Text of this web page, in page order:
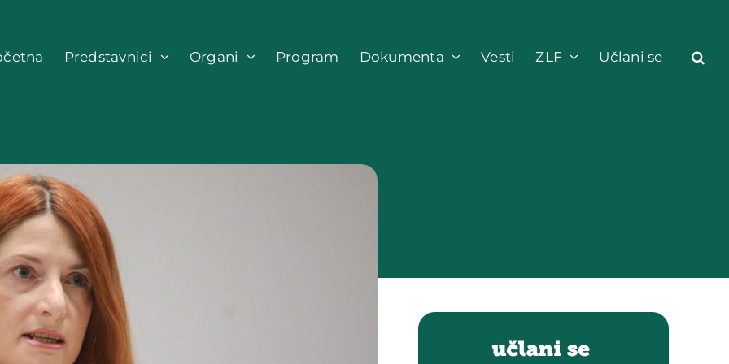
Predstavnici Organi Program Dokumenta Vesti ZLF Učlani se